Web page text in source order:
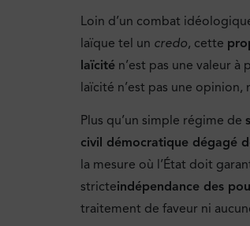
Loin d’un combat
laïque tel un credo, cette
laïcité n’est pas une valeur
laïcité n’est pas une opinion,
Plus qu’un simple régime de
civil démocratique dégagé
la mesure où l’État doit
stricteindépendance des
traitement de faveur ni